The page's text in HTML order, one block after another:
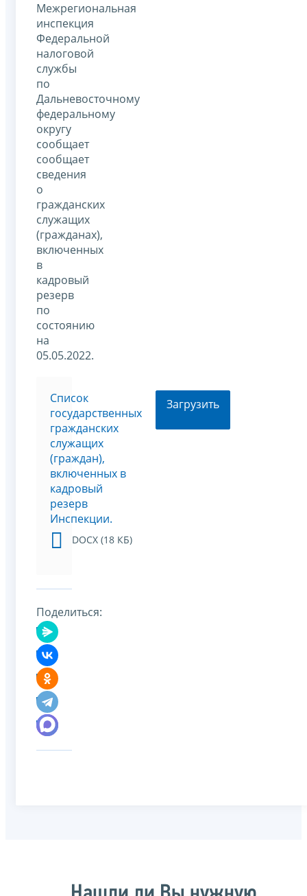
Межрегиональная
инспекция
Федеральной
налоговой
службы
по
Дальневосточному
федеральному
округу
сообщает
сообщает
сведения
о
гражданских
служащих
(гражданах),
включенных
в
кадровый
резерв
по
состоянию
на
05.05.2022.
Список
государственных
гражданских
служащих
(граждан),
включенных в
кадровый
резерв
Инспекции.
DOCX (18 КБ)
Загрузить
Поделиться: